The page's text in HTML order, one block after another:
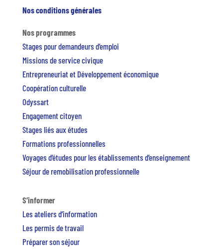
Nos conditions générales
Nos programmes
Stages pour demandeurs d’emploi
Missions de service civique
Entrepreneuriat et Développement économique
Coopération culturelle
Odyssart
Engagement citoyen
Stages liés aux études
Formations professionnelles
Voyages d’études pour les établissements d’enseignement
Séjour de remobilisation professionnelle
S’informer
Les ateliers d’information
Les permis de travail
Préparer son séjour